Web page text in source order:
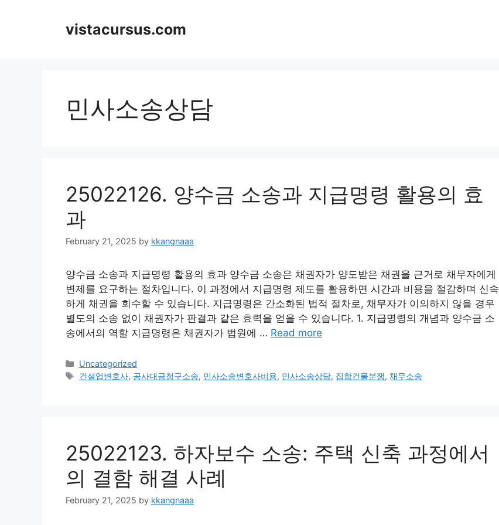
vistacursus.com
민사소송상담
25022126. 양수금 소송과 지급명령 활용의 효
과
February 21, 2025 by kkangnaaa
양수금 소송과 지급명령 활용의 효과 양수금 소송은 채권자가 양도받은 채권을 근거로 채무자에게
변제를 요구하는 절차입니다. 이 과정에서 지급명령 제도를 활용하면 시간과 비용을 절감하며 신속
하게 채권을 회수할 수 있습니다. 지급명령은 간소화된 법적 절차로, 채무자가 이의하지 않을 경우
별도의 소송 없이 채권자가 판결과 같은 효력을 얻을 수 있습니다. 1. 지급명령의 개념과 양수금 소
송에서의 역할 지급명령은 채권자가 법원에 … Read more
Categories
Uncategorized
Tags
건설업변호사, 공사대금청구소송, 민사소송변호사비용, 민사소송상담, 집합건물분쟁, 채무소송
25022123. 하자보수 소송: 주택 신축 과정에서
의 결함 해결 사례
February 21, 2025 by kkangnaaa